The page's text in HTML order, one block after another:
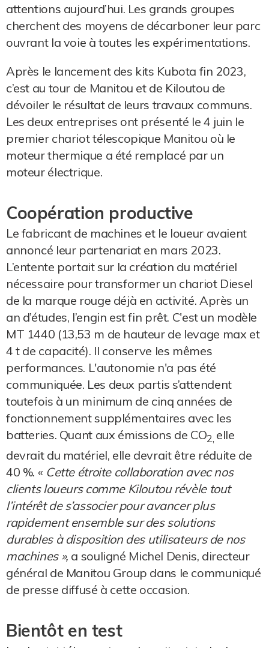
attentions aujourd’hui. Les grands groupes
cherchent des moyens de décarboner leur parc
ouvrant la voie à toutes les expérimentations.
Après le lancement des kits Kubota fin 2023,
c’est au tour de Manitou et de Kiloutou de
dévoiler le résultat de leurs travaux communs.
Les deux entreprises ont présenté le 4 juin le
premier chariot télescopique Manitou où le
moteur thermique a été remplacé par un
moteur électrique.
Coopération productive
Le fabricant de machines et le loueur avaient
annoncé leur partenariat en mars 2023.
L’entente portait sur la création du matériel
nécessaire pour transformer un chariot Diesel
de la marque rouge déjà en activité. Après un
an d’études, l’engin est fin prêt. C'est un modèle
MT 1440 (13,53 m de hauteur de levage max et
4 t de capacité). Il conserve les mêmes
performances. L'autonomie n'a pas été
communiquée. Les deux partis s’attendent
toutefois à un minimum de cinq années de
fonctionnement supplémentaires avec les
batteries. Quant aux émissions de CO2, elle
devrait du matériel, elle devrait être réduite de
40 %. « Cette étroite collaboration avec nos
clients loueurs comme Kiloutou révèle tout
l’intérêt de s’associer pour avancer plus
rapidement ensemble sur des solutions
durables à disposition des utilisateurs de nos
machines », a souligné Michel Denis, directeur
général de Manitou Group dans le communiqué
de presse diffusé à cette occasion.
Bientôt en test